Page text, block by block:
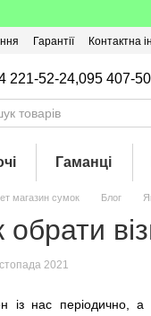
Гарантії Контактна
221-52-24,095 407-
Гаманці
магазин сумок Блог
обрати
2021
із нас періодично,